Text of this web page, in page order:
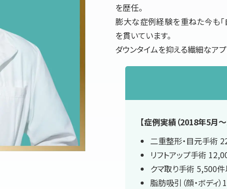
を歴任。
膨大な症例経験を重ねた今も
を貫いています。
ダウンタイムを抑える繊細なア
【症例実績（2018年5月
二重整形・目元手術
リフトアップ手術
クマ取り手術 5,500
脂肪吸引（顔・ボディ